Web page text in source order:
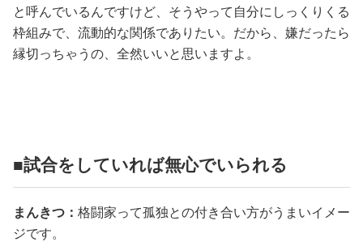
と呼んでいるんですけど、そうやって自分にしっくりくる
枠組みで、流動的な関係でありたい。だから、嫌だったら
縁切っちゃうの、全然いいと思いますよ。
■試合をしていれば無心でいられる
まんきつ： 格闘家って孤独との付き合い方がうまいイメー
ジです。